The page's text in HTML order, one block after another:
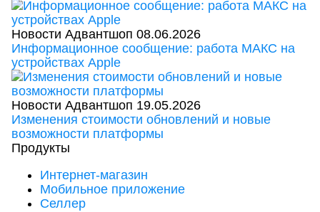
Новости Адвантшоп 08.06.2026
Информационное сообщение: работа МАКС на
устройствах Apple
Новости Адвантшоп 19.05.2026
Изменения стоимости обновлений и новые
возможности платформы
Продукты
Интернет-магазин
Мобильное приложение
Селлер